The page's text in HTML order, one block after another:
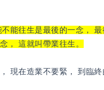
不能往生是最後的一念，
， 這就叫帶業往生。
現在造業不要緊， 到臨